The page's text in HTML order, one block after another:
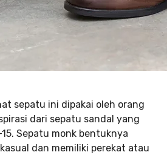
sepatu ini dipakai oleh orang
dari sepatu sandal yang
Sepatu monk bentuknya
dan memiliki perekat atau